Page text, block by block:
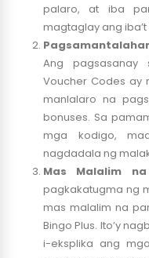
palaro, at iba
magtaglay ang
Ang pagsasanay
Voucher Codes ay
manlalaro na
bonuses. Sa
mga kodigo,
nagdadala ng
Mas Malalim
pagkakatugma ng
mas malalim na
Bingo Plus. Ito’y
i-eksplika ang